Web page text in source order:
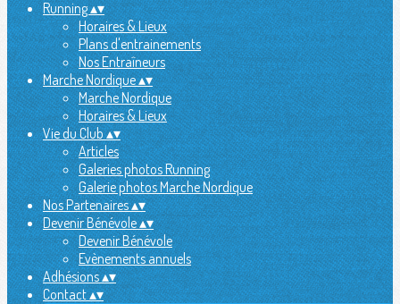
Running▴▾
Horaires & Lieux
Plans d'entrainements
Nos Entraîneurs
Marche Nordique▴▾
Marche Nordique
Horaires & Lieux
Vie du Club▴▾
Articles
Galeries photos Running
Galerie photos Marche Nordique
Nos Partenaires▴▾
Devenir Bénévole▴▾
Devenir Bénévole
Evènements annuels
Adhésions▴▾
Contact▴▾